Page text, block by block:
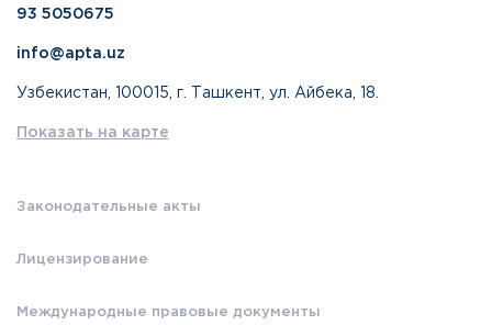
93 5050675
info@apta.uz
Узбекистан, 100015, г. Ташкент, ул. Айбека, 18.
Показать на карте
Законодательные акты
Лицензирование
Международные правовые документы